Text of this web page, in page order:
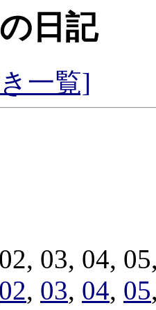
日記
一覧]
03, 04,
02, 03, 04, 05